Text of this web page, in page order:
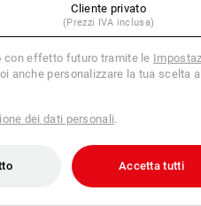
fa parte dell'outfit da lavoro.
e offre quindi una maggiore
Cliente privato
(Prezzi IVA inclusa)
con effetto futuro tramite le
anche personalizzare la tua scelta
dei dati personali.
Accetta tutti